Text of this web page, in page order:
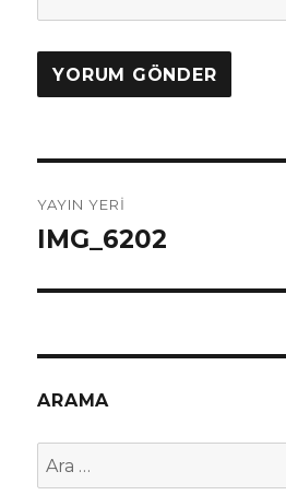
dolaşımı
YAYIN YERI
IMG_6202
ARAMA
Ara: